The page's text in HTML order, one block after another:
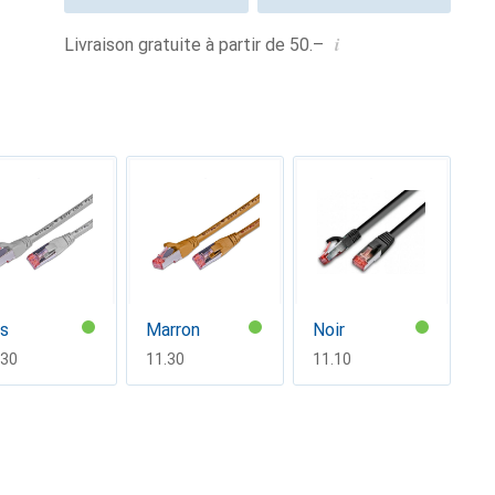
Livraison gratuite à partir de 50.– i
Marron
CHF
11.30
Noir
CHF
11.10